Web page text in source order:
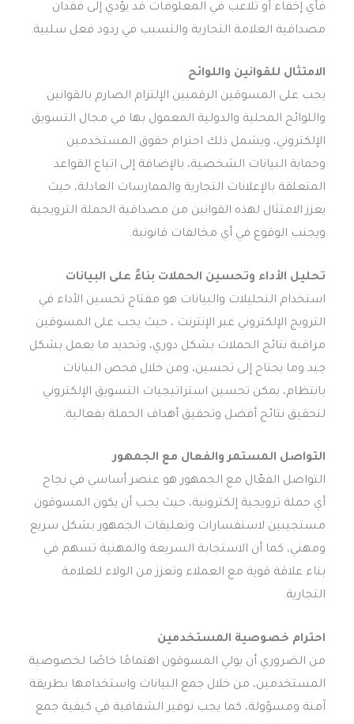
فأي إخفاء أو تلاعب في المعلومات قد يؤدي إلى فقدان
مصداقية العلامة التجارية والتسبب في ردود فعل سلبية.
الامتثال للقوانين واللوائح
يجب على المسوقين الرقميين الإلتزام الصارم بالقوانين
واللوائح المحلية والدولية المعمول بها في مجال التسويق
الإلكتروني، ويشمل ذلك احترام حقوق المستخدمين
وحماية البيانات الشخصية، بالإضافة إلى اتباع القواعد
المتعلقة بالإعلانات التجارية والممارسات العادلة، حيث
يعزز الامتثال لهذه القوانين من مصداقية الحملة الترويجية
ويجنب الوقوع في أي مخالفات قانونية.
تحليل الأداء وتحسين الحملات بناءً على البيانات
استخدام التحليلات والبيانات هو مفتاح تحسين الأداء في
الترويج الإلكتروني عبر الإنترنت ، حيث يجب على المسوقين
مراقبة نتائج الحملات بشكل دوري، وتحديد ما يعمل بشكل
جيد وما يحتاج إلى تحسين، ومن خلال فحص البيانات
بانتظام، يمكن تحسين استراتيجيات التسويق الإلكتروني
لتحقيق نتائج أفضل وتحقيق أهداف الحملة بفعالية.
التواصل المستمر والفعال مع الجمهور
التواصل الفعّال مع الجمهور هو عنصر أساسي في نجاح
أي حملة ترويجية إلكترونية، حيث يجب أن يكون المسوقون
مستجيبين لاستفسارات وتعليقات الجمهور بشكل سريع
ومهني، كما أن الاستجابة السريعة والمهنية تسهم في
بناء علاقة قوية مع العملاء وتعزز من الولاء للعلامة
التجارية.
احترام خصوصية المستخدمين
من الضروري أن يولي المسوقون اهتمامًا خاصًا لخصوصية
المستخدمين، من خلال جمع البيانات واستخدامها بطريقة
آمنة ومسؤولة، كما يجب توفير الشفافية في كيفية جمع